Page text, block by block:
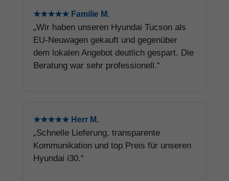
★★★★★ Familie M.
„Wir haben unseren Hyundai Tucson als
EU-Neuwagen gekauft und gegenüber
dem lokalen Angebot deutlich gespart. Die
Beratung war sehr professionell.“
★★★★★ Herr M.
„Schnelle Lieferung, transparente
Kommunikation und top Preis für unseren
Hyundai i30.“